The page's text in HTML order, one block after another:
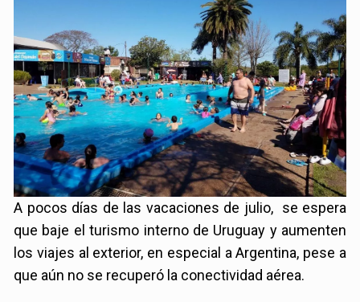
A pocos días de las vacaciones de julio, se espera
que baje el turismo interno de Uruguay y aumenten
los viajes al exterior, en especial a Argentina, pese a
que aún no se recuperó la conectividad aérea.